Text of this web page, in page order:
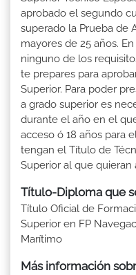
aprobado el segundo
superado la Prueba de
mayores de 25 años.
ninguno de los
te prepares para
Superior. Para poder
a grado superior es
durante el año en el
acceso ó 18 años para
tengan el Título de
Superior al que quieran
Título-Diploma que
Título Oficial de
Superior en FP
Marítimo
Más información